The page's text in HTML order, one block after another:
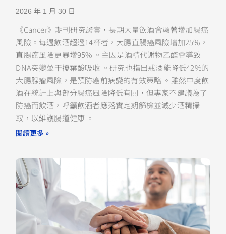
2026 年 1 月 30 日
《Cancer》期刊研究證實，長期大量飲酒會顯著增加腸癌
風險。每週飲酒超過14杯者，大腸直腸癌風險增加25%，
直腸癌風險更暴增95% 。主因是酒精代謝物乙醛會導致
DNA突變並干擾葉酸吸收 。研究也指出戒酒能降低42%的
大腸腺瘤風險，是預防癌前病變的有效策略 。雖然中度飲
酒在統計上與部分腸癌風險降低有關，但專家不建議為了
防癌而飲酒，呼籲飲酒者應落實定期篩檢並減少酒精攝
取，以維護腸道健康 。
閱讀更多 »